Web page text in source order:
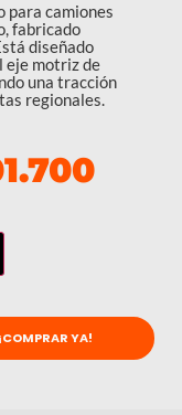
para camiones
fabricado
diseñado
eje motriz de
una tracción
regionales.
¡COMPRAR YA!